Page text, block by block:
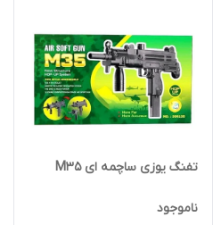
تفنگ یوزی ساچمه ای M35
ناموجود